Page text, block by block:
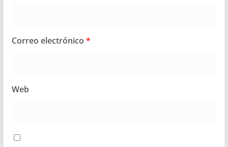
Correo electrónico *
Web